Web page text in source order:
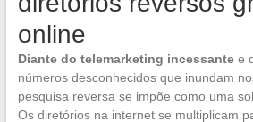
online
Diante do telemarketing incessantee
números desconhecidos que inundam
pesquisa reversa se impõe como uma
Os diretórios na internet se multiplicam